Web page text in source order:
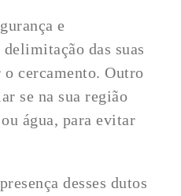
e
das suas
cercamento. Outro
se na sua região
água, para evitar
desses dutos